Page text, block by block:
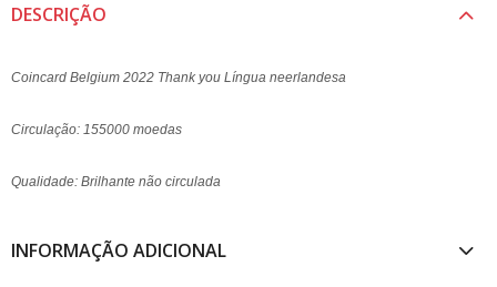
DESCRIÇÃO
Coincard Belgium 2022 Thank you Língua neerlandesa
Circulação: 155000 moedas
Qualidade: Brilhante não circulada
INFORMAÇÃO ADICIONAL